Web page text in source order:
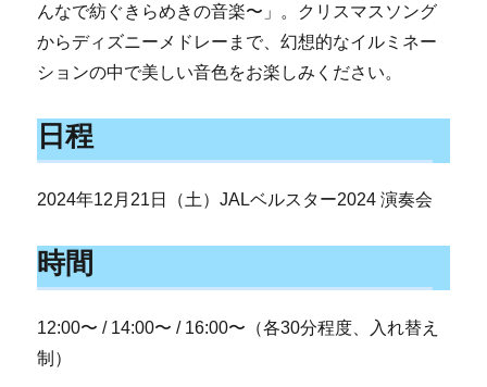
んなで紡ぐきらめきの音楽〜」。クリスマスソング
からディズニーメドレーまで、幻想的なイルミネー
ションの中で美しい音色をお楽しみください。
日程
2024年12月21日（土）JALベルスター2024 演奏会
時間
12:00〜 / 14:00〜 / 16:00〜（各30分程度、入れ替え
制）